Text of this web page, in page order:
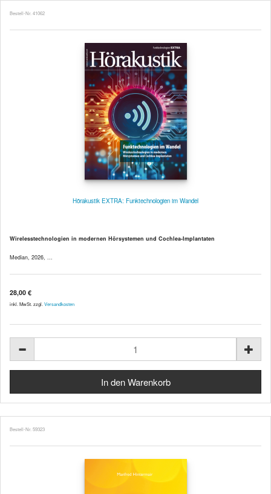
Bestell-Nr. 41062
Hörakustik EXTRA: Funktechnologien im Wandel
Wirelesstechnologien in modernen Hörsystemen und Cochlea-Implantaten
Median, 2026, ...
28,00 €
inkl. MwSt. zzgl. Versandkosten
Bestell-Nr. 59323